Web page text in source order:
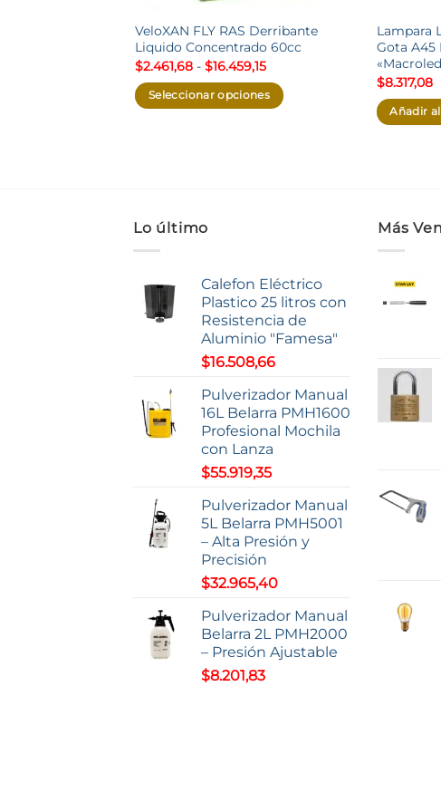
VeloXAN FLY RAS Derribante
Liquido Concentrado 60cc
$2.461,68 - $16.459,15Rango
precios:
desde
Seleccionar opciones
Las
pueden
elegir
producto
Lampara
Gota A45
$8.317,08
Añadir
Lo último
Calefon Eléctrico
Plastico 25 litros con
Resistencia de
Aluminio "Famesa"
$16.508,66
Pulverizador Manual
16L Belarra PMH1600
Profesional Mochila
con Lanza
$55.919,35
Pulverizador Manual
5L Belarra PMH5001
– Alta Presión y
Precisión
$32.965,40
Pulverizador Manual
Belarra 2L PMH2000
– Presión Ajustable
$8.201,83
Más